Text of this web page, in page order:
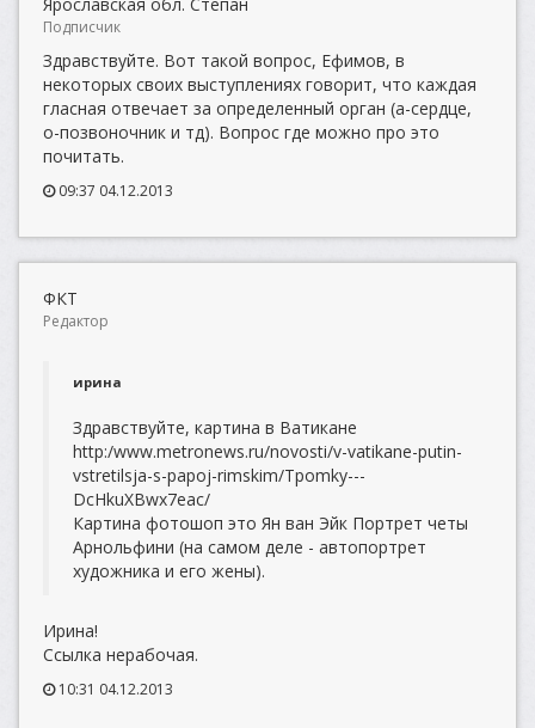
Подписчик
Здравствуйте. Вот такой вопрос, Ефимов, в
некоторых своих выступлениях говорит, что каждая
гласная отвечает за определенный орган (а-сердце,
о-позвоночник и тд). Вопрос где можно про это
почитать.
09:37 04.12.2013
ФКТ
Редактор
ирина
Здравствуйте, картина в Ватикане
http:/www.metronews.ru/novosti/v-vatikane-putin-
vstretilsja-s-papoj-rimskim/Tpomky---
DcHkuXBwx7eac/
Картина фотошоп это Ян ван Эйк Портрет четы
Арнольфини (на самом деле - автопортрет
художника и его жены).
Ирина!
Ссылка нерабочая.
10:31 04.12.2013